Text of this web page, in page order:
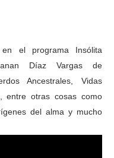
el programa Insólita
Díaz Vargas de
Ancestrales, Vidas
entre otras cosas como
del alma y mucho